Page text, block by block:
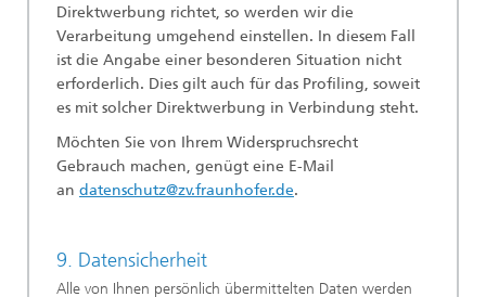
Direktwerbung richtet, so werden wir die
Verarbeitung umgehend einstellen. In diesem Fall
ist die Angabe einer besonderen Situation nicht
erforderlich. Dies gilt auch für das Profiling, soweit
es mit solcher Direktwerbung in Verbindung steht.
Möchten Sie von Ihrem Widerspruchsrecht
Gebrauch machen, genügt eine E-Mail
an datenschutz@zv.fraunhofer.de.
9. Datensicherheit
Alle von Ihnen persönlich übermittelten Daten werden